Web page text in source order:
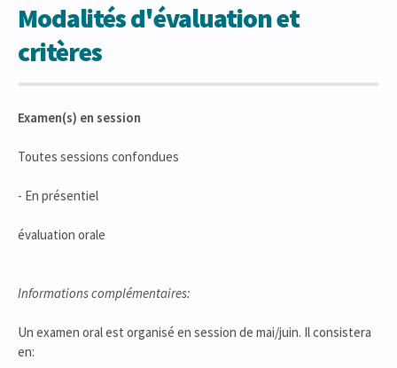
Modalités d'évaluation et
critères
Examen(s) en session
Toutes sessions confondues
- En présentiel
évaluation orale
Informations complémentaires:
Un examen oral est organisé en session de mai/juin. Il consistera
en: